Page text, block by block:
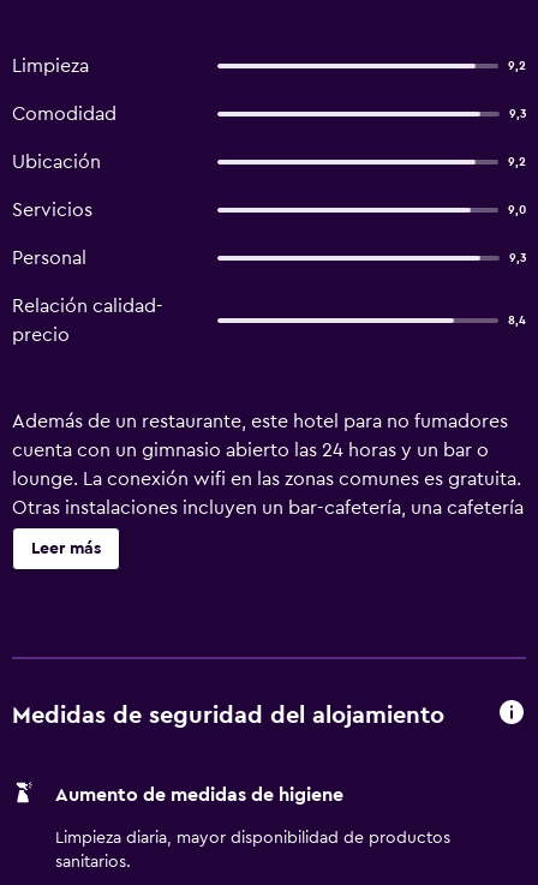
Limpieza 9,2
Comodidad 9,3
Ubicación 9,2
Servicios 9,0
Personal 9,3
Relación calidad-
precio
8,4
Además de un restaurante, este hotel para no fumadores
cuenta con un gimnasio abierto las 24 horas y un bar o
lounge. La conexión wifi en las zonas comunes es gratuita.
Otras instalaciones incluyen un bar-cafetería, una cafetería
y aparcamiento sin asistencia. Hotel Indigo Barcelona
Plaza Espana by IHG ofrece 189 alojamientos con minibar y
web gracias a nuestro acceso a Internet wifi gratis. Se
abierto las 24 horas. Se pueden practicar las actividades
instalaciones o cerca del alojamiento (es posible que se
Leer más
Medidas de seguridad del alojamiento
Aumento de medidas de higiene
Limpieza diaria, mayor disponibilidad de productos
sanitarios.